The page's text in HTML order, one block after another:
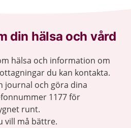
din hälsa och vård
hälsa och information om
du kan kontakta.
journal och göra dina
1177 för
runt.
vill må bättre.